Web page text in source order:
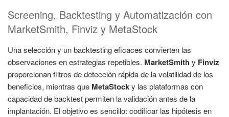
Screening, Backtesting y Automatización con
MarketSmith, Finviz y MetaStock
Una selección y un backtesting eficaces convierten las
observaciones en estrategias repetibles. MarketSmith y Finviz
proporcionan filtros de detección rápida de la volatilidad de los
beneficios, mientras que MetaStocky las plataformas con
capacidad de backtest permiten la validación antes de la
implantación. El objetivo es sencillo: codificar las hipótesis en